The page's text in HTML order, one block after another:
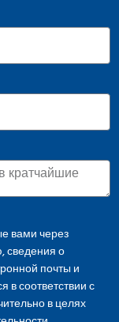
Esenyurt/İstanbul
вами через
о
почты и
соответствии с
в целях